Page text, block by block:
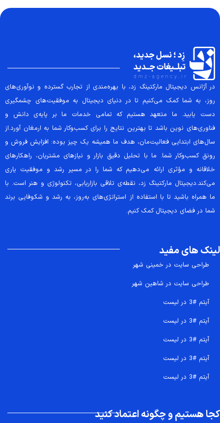
در آژانس دیجیتال مارکتینگ زد، با بهره‌مندی از تجارب گسترده و نوآوری‌های
روز، به شما کمک می‌کنیم تا در دنیای دیجیتال به موفقیت‌های چشمگیری
دست یابید. ما متعهد هستیم که تمامی خدمات ما بر پایه‌ی دانش و
فناوری‌های نوین باشد تا بهترین نتایج را برای کسب‌وکار شما به ارمغان آورد.از
سال‌های ابتدایی فعالیت‌مان، هدف ما همیشه یک چیز بوده: افزایش فروش و
رونق کسب‌وکار شما. ما با تحلیل دقیق بازار و نیازهای مشتریان، راهکارهای
خلاقانه و مؤثری ارائه می‌دهیم که شما را در مسیر رشد و موفقیت یاری
می‌کند.دیجیتال مارکتینگ زد، نقطه‌ی تلاقی بازاریابی، تکنولوژی و هنر است. با
ما همراه باشید تا با استفاده از استراتژی‌های به‌روز، به رشد و شکوفایی برند
شما در فضای دیجیتال کمک کنیم.
لینک های مفید
طراحی سایت در خمینی شهر
طراحی سایت در شاهین شهر
آیتم #3 در لیست
آیتم #3 در لیست
آیتم #3 در لیست
آیتم #3 در لیست
آیتم #3 در لیست
کجا هستیم و چگونه اعتماد کنید